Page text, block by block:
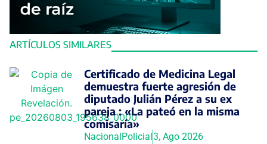
ARTÍCULOS SIMILARES
Certificado de Medicina Legal
demuestra fuerte agresión de
diputado Julián Pérez a su ex
pareja : «La pateó en la misma
comisaría»
NacionalPolicial3, Ago 2026